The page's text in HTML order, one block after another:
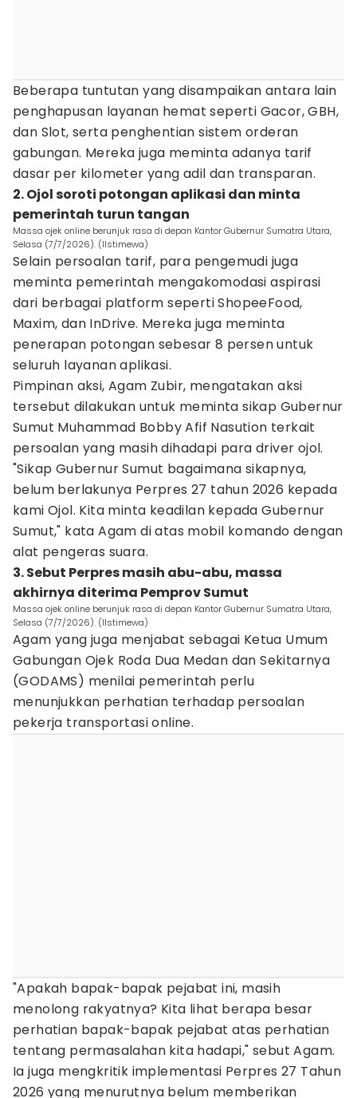
Beberapa tuntutan yang disampaikan antara lain
penghapusan layanan hemat seperti Gacor, GBH,
dan Slot, serta penghentian sistem orderan
gabungan. Mereka juga meminta adanya tarif
dasar per kilometer yang adil dan transparan.
2. Ojol soroti potongan aplikasi dan minta
pemerintah turun tangan
Massa ojek online berunjuk rasa di depan Kantor Gubernur Sumatra Utara,
Selasa (7/7/2026). (IIstimewa)
Selain persoalan tarif, para pengemudi juga
meminta pemerintah mengakomodasi aspirasi
dari berbagai platform seperti ShopeeFood,
Maxim, dan InDrive. Mereka juga meminta
penerapan potongan sebesar 8 persen untuk
seluruh layanan aplikasi.
Pimpinan aksi, Agam Zubir, mengatakan aksi
tersebut dilakukan untuk meminta sikap Gubernur
Sumut Muhammad Bobby Afif Nasution terkait
persoalan yang masih dihadapi para driver ojol.
"Sikap Gubernur Sumut bagaimana sikapnya,
belum berlakunya Perpres 27 tahun 2026 kepada
kami Ojol. Kita minta keadilan kepada Gubernur
Sumut," kata Agam di atas mobil komando dengan
alat pengeras suara.
3. Sebut Perpres masih abu-abu, massa
akhirnya diterima Pemprov Sumut
Massa ojek online berunjuk rasa di depan Kantor Gubernur Sumatra Utara,
Selasa (7/7/2026). (IIstimewa)
Agam yang juga menjabat sebagai Ketua Umum
Gabungan Ojek Roda Dua Medan dan Sekitarnya
(GODAMS) menilai pemerintah perlu
menunjukkan perhatian terhadap persoalan
pekerja transportasi online.
"Apakah bapak-bapak pejabat ini, masih
menolong rakyatnya? Kita lihat berapa besar
perhatian bapak-bapak pejabat atas perhatian
tentang permasalahan kita hadapi," sebut Agam.
Ia juga mengkritik implementasi Perpres 27 Tahun
2026 yang menurutnya belum memberikan